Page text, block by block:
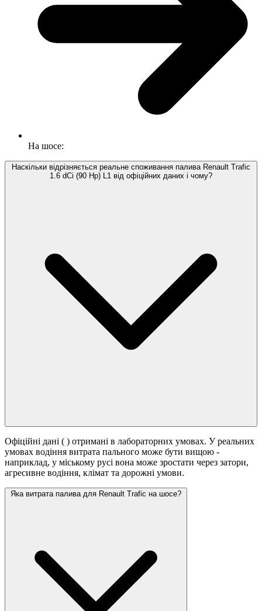
На шосе:
Наскільки відрізняється реальне споживання палива Renault Trafic
1.6 dCi (90 Hp) L1 від офіційних даних і чому?
Офіційні дані ( ) отримані в лабораторних умовах. У реальних
умовах водіння витрата пального може бути вищою -
наприклад, у міському русі вона може зростати через затори,
агресивне водіння, клімат та дорожні умови.
Яка витрата палива для Renault Trafic на шосе?